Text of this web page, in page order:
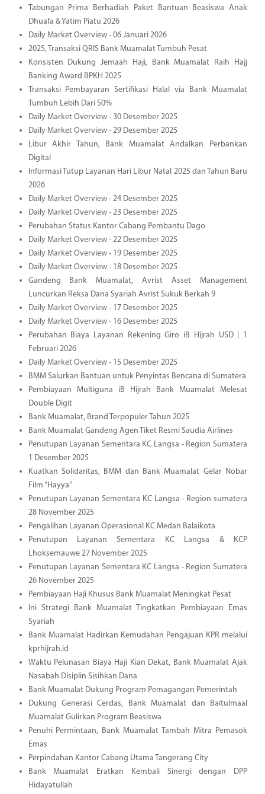
Tabungan Prima Berhadiah Paket Bantuan Beasiswa Anak
Dhuafa & Yatim Piatu 2026
Daily Market Overview - 06 Januari 2026
2025, Transaksi QRIS Bank Muamalat Tumbuh Pesat
Konsisten Dukung Jemaah Haji, Bank Muamalat Raih Hajj
Banking Award BPKH 2025
Transaksi Pembayaran Sertifikasi Halal via Bank Muamalat
Tumbuh Lebih Dari 50%
Daily Market Overview - 30 Desember 2025
Daily Market Overview - 29 Desember 2025
Libur Akhir Tahun, Bank Muamalat Andalkan Perbankan
Digital
Informasi Tutup Layanan Hari Libur Natal 2025 dan Tahun Baru
2026
Daily Market Overview - 24 Desember 2025
Daily Market Overview - 23 Desember 2025
Perubahan Status Kantor Cabang Pembantu Dago
Daily Market Overview - 22 Desember 2025
Daily Market Overview - 19 Desember 2025
Daily Market Overview - 18 Desember 2025
Gandeng Bank Muamalat, Avrist Asset Management
Luncurkan Reksa Dana Syariah Avrist Sukuk Berkah 9
Daily Market Overview - 17 Desember 2025
Daily Market Overview - 16 Desember 2025
Perubahan Biaya Layanan Rekening Giro iB Hijrah USD | 1
Februari 2026
Daily Market Overview - 15 Desember 2025
BMM Salurkan Bantuan untuk Penyintas Bencana di Sumatera
Pembiayaan Multiguna iB Hijrah Bank Muamalat Melesat
Double Digit
Bank Muamalat, Brand Terpopuler Tahun 2025
Bank Muamalat Gandeng Agen Tiket Resmi Saudia Airlines
Penutupan Layanan Sementara KC Langsa - Region Sumatera
1 Desember 2025
Kuatkan Solidaritas, BMM dan Bank Muamalat Gelar Nobar
Film “Hayya”
Penutupan Layanan Sementara KC Langsa - Region sumatera
28 November 2025
Pengalihan Layanan Operasional KC Medan Balaikota
Penutupan Layanan Sementara KC Langsa & KCP
Lhoksemauwe 27 November 2025
Penutupan Layanan Sementara KC Langsa - Region Sumatera
26 November 2025
Pembiayaan Haji Khusus Bank Muamalat Meningkat Pesat
Ini Strategi Bank Muamalat Tingkatkan Pembiayaan Emas
Syariah
Bank Muamalat Hadirkan Kemudahan Pengajuan KPR melalui
kprhijrah.id
Waktu Pelunasan Biaya Haji Kian Dekat, Bank Muamalat Ajak
Nasabah Disiplin Sisihkan Dana
Bank Muamalat Dukung Program Pemagangan Pemerintah
Dukung Generasi Cerdas, Bank Muamalat dan Baitulmaal
Muamalat Gulirkan Program Beasiswa
Penuhi Permintaan, Bank Muamalat Tambah Mitra Pemasok
Emas
Perpindahan Kantor Cabang Utama Tangerang City
Bank Muamalat Eratkan Kembali Sinergi dengan DPP
Hidayatullah